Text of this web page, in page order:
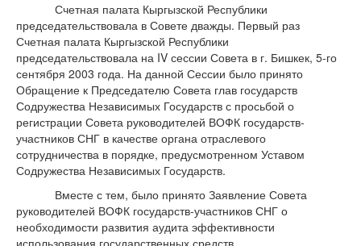
Счетная палата Кыргызской Республики
председательствовала в Совете дважды. Первый раз
Счетная палата Кыргызской Республики
председательствовала на IV сессии Совета в г. Бишкек, 5-го
сентября 2003 года. На данной Сессии было принято
Обращение к Председателю Совета глав государств
Содружества Независимых Государств с просьбой о
регистрации Совета руководителей ВОФК государств-
участников СНГ в качестве органа отраслевого
сотрудничества в порядке, предусмотренном Уставом
Содружества Независимых Государств.
Вместе с тем, было принято Заявление Совета
руководителей ВОФК государств-участников СНГ о
необходимости развития аудита эффективности
использования государственных средств.